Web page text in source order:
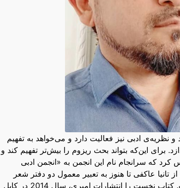
نظریه‌ی ادبی نیز فعالیت دارد و می‌خواهد به تفهیم
این‌که بتواند بحث ریزوم را بیش‌تر تفهیم کند و
تاسیس کرد که سرانجام نام این انجمن به «انجمن ادبی
تانیا عاکفی تا هنوز به تعبیر معمول دو دفتر شعر
» نشر شده است. کتاب نخست را انتشارات امیری، سال 2014 در کابل